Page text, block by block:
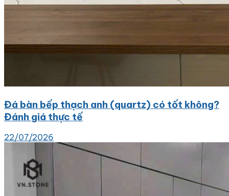
Đá bàn bếp thạch anh (quartz) có tốt không?
Đánh giá thực tế
22/07/2026